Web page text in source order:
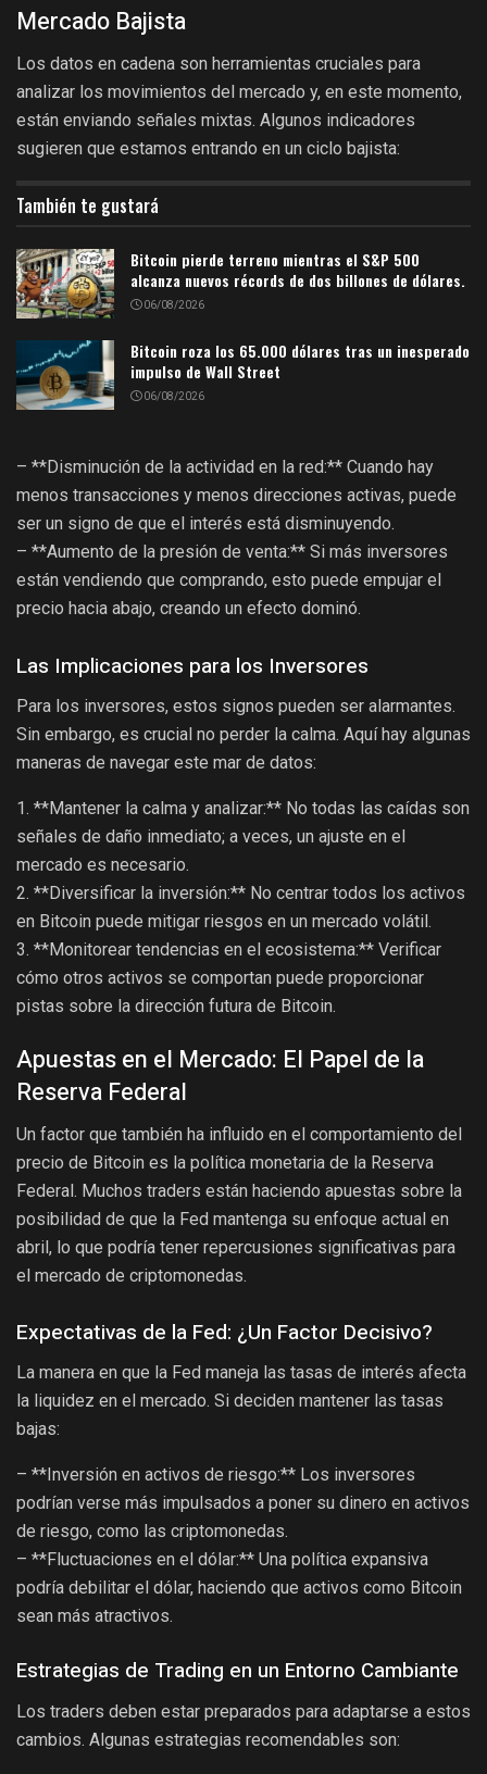
Mercado Bajista
Los datos en cadena son herramientas cruciales para
analizar los movimientos del mercado y, en este momento,
están enviando señales mixtas. Algunos indicadores
sugieren que estamos entrando en un ciclo bajista:
También te gustará
Bitcoin pierde terreno mientras el S&P 500
alcanza nuevos récords de dos billones de dólares.
06/08/2026
Bitcoin roza los 65.000 dólares tras un inesperado
impulso de Wall Street
06/08/2026
– **Disminución de la actividad en la red:** Cuando hay
menos transacciones y menos direcciones activas, puede
ser un signo de que el interés está disminuyendo.
– **Aumento de la presión de venta:** Si más inversores
están vendiendo que comprando, esto puede empujar el
precio hacia abajo, creando un efecto dominó.
Las Implicaciones para los Inversores
Para los inversores, estos signos pueden ser alarmantes.
Sin embargo, es crucial no perder la calma. Aquí hay algunas
maneras de navegar este mar de datos:
1. **Mantener la calma y analizar:** No todas las caídas son
señales de daño inmediato; a veces, un ajuste en el
mercado es necesario.
2. **Diversificar la inversión:** No centrar todos los activos
en Bitcoin puede mitigar riesgos en un mercado volátil.
3. **Monitorear tendencias en el ecosistema:** Verificar
cómo otros activos se comportan puede proporcionar
pistas sobre la dirección futura de Bitcoin.
Apuestas en el Mercado: El Papel de la
Reserva Federal
Un factor que también ha influido en el comportamiento del
precio de Bitcoin es la política monetaria de la Reserva
Federal. Muchos traders están haciendo apuestas sobre la
posibilidad de que la Fed mantenga su enfoque actual en
abril, lo que podría tener repercusiones significativas para
el mercado de criptomonedas.
Expectativas de la Fed: ¿Un Factor Decisivo?
La manera en que la Fed maneja las tasas de interés afecta
la liquidez en el mercado. Si deciden mantener las tasas
bajas:
– **Inversión en activos de riesgo:** Los inversores
podrían verse más impulsados a poner su dinero en activos
de riesgo, como las criptomonedas.
– **Fluctuaciones en el dólar:** Una política expansiva
podría debilitar el dólar, haciendo que activos como Bitcoin
sean más atractivos.
Estrategias de Trading en un Entorno Cambiante
Los traders deben estar preparados para adaptarse a estos
cambios. Algunas estrategias recomendables son: